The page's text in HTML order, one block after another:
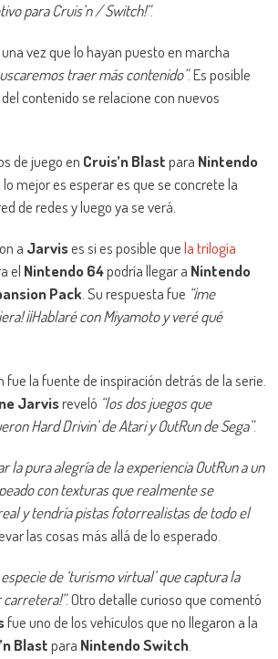
para Cruis’n / Switch!”.
vez que lo hayan puesto en marcha
traer más contenido”. Es posible
contenido se relacione con nuevos
de juego en Cruis’n Blastpara Nintendo
lo mejor es esperar es que se concrete la
de redes y luego ya se verá.
a Jarvises si es posible quela trilogía
el Nintendo 64podría llegar a Nintendo
Pack. Su respuesta fue “¡me
¡¡Hablaré con Miyamoto y veré qué
fue la fuente de inspiración detrás de la serie.
Jarvisreveló “los dos juegos que
Hard Drivin’ de Atari y OutRun de Sega”.
la pura alegría de la experiencia OutRun a un
con texturas que realmente se
y tendría pistas fotorrealistas de todo el
las cosas más allá de lo esperado.
especie de ‘turismo virtual’ que captura la
. Otro detalle curioso que comentó
fue uno de los vehículos que no llegaron a la
Blastpara Nintendo Switch.